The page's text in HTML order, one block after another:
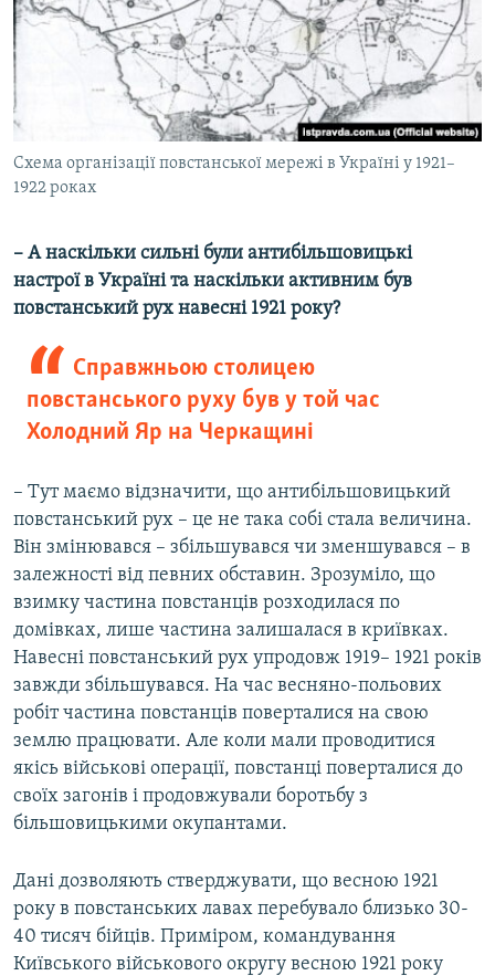
Схема організації повстанської мережі в Україні у 1921–
1922 роках
– А наскільки сильні були антибільшовицькі
настрої в Україні та наскільки активним був
повстанський рух навесні 1921 року?
Справжньою столицею
повстанського руху був у той час
Холодний Яр на Черкащині
– Тут маємо відзначити, що антибільшовицький
повстанський рух – це не така собі стала величина.
Він змінювався – збільшувався чи зменшувався – в
залежності від певних обставин. Зрозуміло, що
взимку частина повстанців розходилася по
домівках, лише частина залишалася в криївках.
Навесні повстанський рух упродовж 1919– 1921 років
завжди збільшувався. На час весняно-польових
робіт частина повстанців поверталися на свою
землю працювати. Але коли мали проводитися
якісь військові операції, повстанці поверталися до
своїх загонів і продовжували боротьбу з
більшовицькими окупантами.
Дані дозволяють стверджувати, що весною 1921
року в повстанських лавах перебувало близько 30-
40 тисяч бійців. Приміром, командування
Київського військового округу весною 1921 року